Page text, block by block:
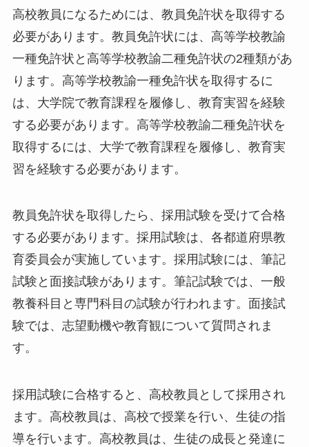
高校教員になるためには、教員免許状を取得する
必要があります。教員免許状には、高等学校教諭
一種免許状と高等学校教諭二種免許状の2種類があ
ります。高等学校教諭一種免許状を取得するに
は、大学院で教育課程を履修し、教育実習を経験
する必要があります。高等学校教諭二種免許状を
取得するには、大学で教育課程を履修し、教育実
習を経験する必要があります。
教員免許状を取得したら、採用試験を受けて合格
する必要があります。採用試験は、各都道府県教
育委員会が実施しています。採用試験には、筆記
試験と面接試験があります。筆記試験では、一般
教養科目と専門科目の試験が行われます。面接試
験では、志望動機や教育観について質問されま
す。
採用試験に合格すると、高校教員として採用され
ます。高校教員は、高校で授業を行い、生徒の指
導を行います。高校教員は、生徒の成長と発達に